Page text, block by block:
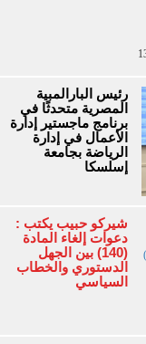
رئيس البارالمبية
المصرية متحدثًا في
برنامج ماجستير إدارة
الأعمال في إدارة
الرياضة بجامعة
إسلسكا
شيركو حبيب يكتب :
دعوات إلغاء المادة
(140) بين الجهل
الدستوري والخطاب
السياسي